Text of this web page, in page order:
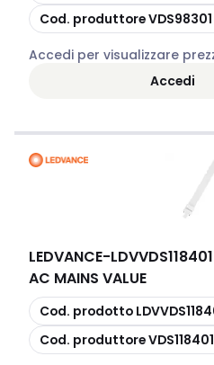
copia
Cod. produttoreVDS98301
Accedi per visualizzare
Accedi
LEDVANCE-
AC MAINS VALUE
copia
Cod. prodotto
copia
Cod. produttoreVDS118401